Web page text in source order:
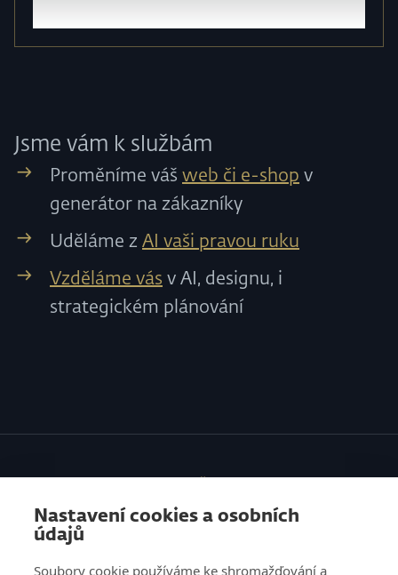
Nastavení cookies a osobních
údajů
Soubory cookie používáme ke shromažďování a
Jsme vám k službám
Proměníme váš web či e-shop v
generátor na zákazníky
Uděláme z AI vaši pravou ruku
Vzděláme vás v AI, designu, i
strategickém plánování
VZDĚLÁVÁNÍ
O NÁS